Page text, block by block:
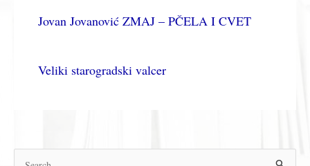
Jovan Jovanović ZMAJ – PČELA I CVET
Veliki starogradski valcer